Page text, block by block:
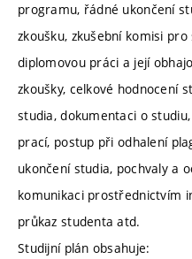
programu, řádné ukončení
zkoušku, zkušební komisi
diplomovou práci a její
zkoušky, celkové hodnocení
studia, dokumentaci o
prací, postup při odhalení
ukončení studia, pochvaly a
komunikaci prostřednictvím
průkaz studenta atd.
Studijní plán obsahuje: